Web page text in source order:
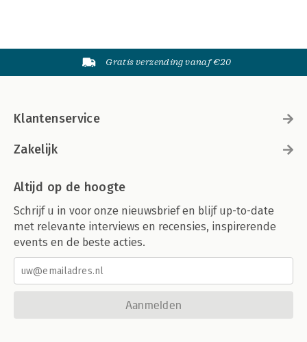
Gratis verzending vanaf €20
Klantenservice
Zakelijk
Altijd op de hoogte
Schrijf u in voor onze nieuwsbrief en blijf up-to-date
met relevante interviews en recensies, inspirerende
events en de beste acties.
Aanmelden